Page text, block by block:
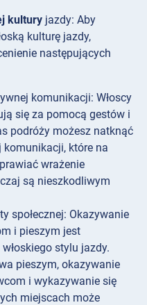
kultury jazdy: Aby
kulturę jazdy,
następujących
komunikacji: Włoscy
się za pomocą gestów i
podróży możesz natknąć
które na
wrażenie
są nieszkodliwym
społecznej: Okazywanie
i pieszym jest
stylu jazdy.
pieszym, okazywanie
i wykazywanie się
miejscach może